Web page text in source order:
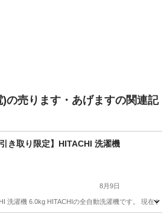
の売ります・あげますの関連記
引き取り限定】HITACHI 洗濯機
8月9日
洗濯機 6.0kg HITACHIの全自動洗濯機です。 現在